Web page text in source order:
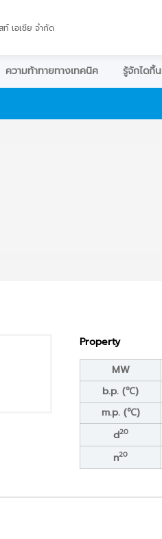
เอเชีย จำกัด
ความท้าทายทางเทคนิค รู้จักไดกิ้น
Property
MW
b.p. (℃)
m.p. (℃)
d20
n20